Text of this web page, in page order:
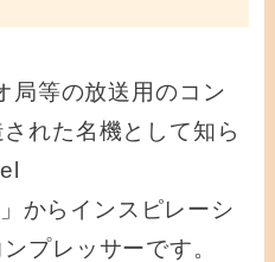
局等の放送用のコン
れた名機として知ら
からインスピレーシ
プレッサーです。